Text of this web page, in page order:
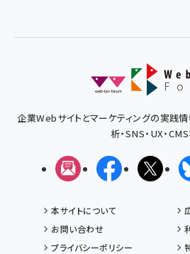
企業Webサイトとマーケティングの実践
析・SNS・UX・
メルマガFacebookX(エ
本サイトについて
お問い合わせ
プライバシーポリシー